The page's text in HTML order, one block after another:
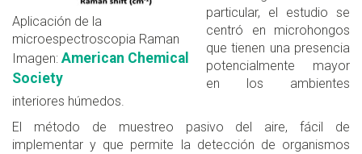
Aplicación de la
microespectroscopia Raman
Imagen: American Chemical
Society
particular, el estudio se
centró en microhongos
que tienen una presencia
potencialmente mayor
en los ambientes
interiores húmedos.
El método de muestreo pasivo del aire, fácil de
implementar y que permite la detección de organismos